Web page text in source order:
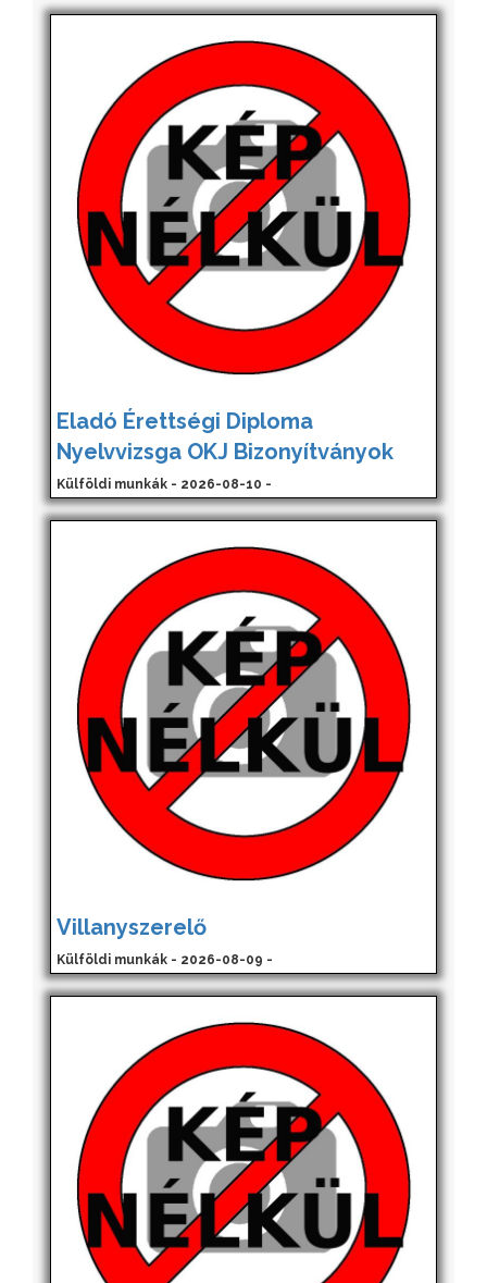
Eladó Érettségi Diploma
Nyelvvizsga OKJ Bizonyítványok
Külföldi munkák - 2026-08-10 -
Villanyszerelő
Külföldi munkák - 2026-08-09 -